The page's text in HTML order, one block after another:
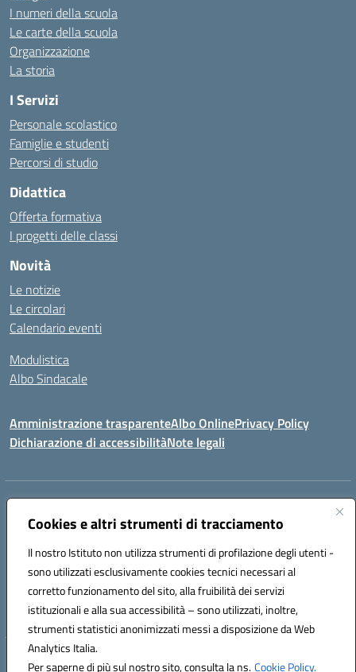
Cookies e altri strumenti di tracciamento
Il nostro Istituto non utilizza strumenti di profilazione degli utenti -
sono utilizzati esclusivamente cookies tecnici necessari al
corretto funzionamento del sito, alla fruibilità dei servizi
istituzionali e alla sua accessibilità – sono utilizzati, inoltre,
strumenti statistici anonimizzati messi a disposizione da Web
Analytics Italia.
Per saperne di più sul nostro sito, consulta la ns.Cookie Policy.
I numeri della scuola
Le carte della scuola
Organizzazione
La storia
I Servizi
Personale scolastico
Famiglie e studenti
Percorsi di studio
Didattica
Offerta formativa
I progetti delle classi
Novità
Le notizie
Le circolari
Calendario eventi
Modulistica
Albo Sindacale
Amministrazione trasparenteAlbo OnlinePrivacy Policy
Dichiarazione di accessibilitàNote legali
Indirizzo:
Centralino:0994722507 Email:TAIC873006@istruzione.it
Codice fiscale: 90279480736
Codice meccanografico:
TAIC873006
Codice unico di fatturazione (CUF): 488XBQ
Hosting & Powered by 3D Solution S.r.l.